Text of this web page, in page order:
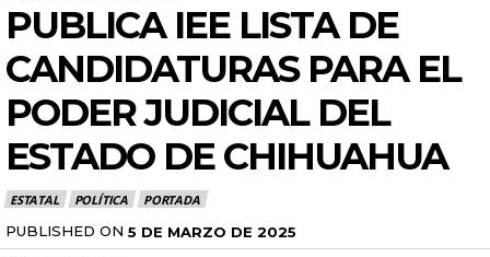
PUBLICA IEE LISTA DE
CANDIDATURAS PARA EL
PODER JUDICIAL DEL
ESTADO DE CHIHUAHUA
ESTATAL POLÍTICA PORTADA
PUBLISHED ON 5 DE MARZO DE 2025